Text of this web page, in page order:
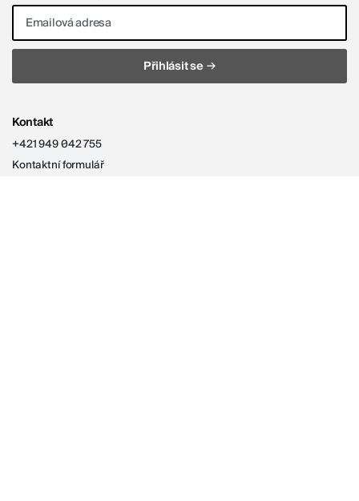
Emailová adresa
Přihlásit se →
Kontakt
+421 949 042 755
Kontaktní formulář